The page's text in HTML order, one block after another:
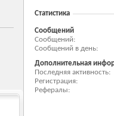
Статистика
Сообщений
Сообщений
Сообщений в день
Дополнительная
Последняя активность
Регистрация
Рефералы